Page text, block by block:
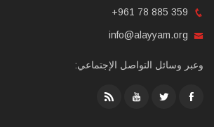
+961 78 885 359
info@alayyam.org
وعبر وسائل التواصل الإجتماعي: